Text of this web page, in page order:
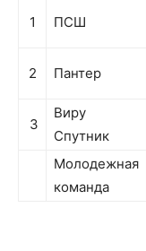
1 ПСШ
2 Пантер
3
Виру
Спутник
Молодежная
команда